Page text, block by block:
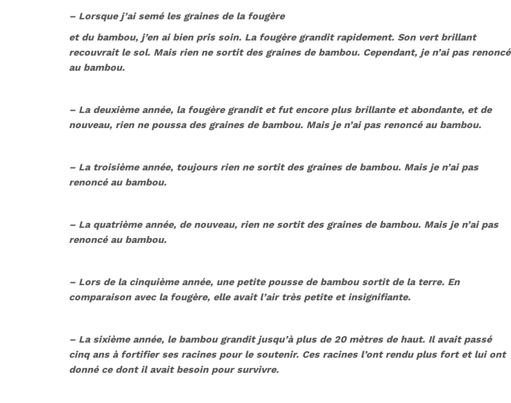
– Lorsque j’ai semé les graines de la fougère
et du bambou, j’en ai bien pris soin. La fougère grandit rapidement. Son vert brillant
recouvrait le sol. Mais rien ne sortit des graines de bambou. Cependant, je n’ai pas renoncé
au bambou.
– La deuxième année, la fougère grandit et fut encore plus brillante et abondante, et de
nouveau, rien ne poussa des graines de bambou. Mais je n’ai pas renoncé au bambou.
– La troisième année, toujours rien ne sortit des graines de bambou. Mais je n’ai pas
renoncé au bambou.
– La quatrième année, de nouveau, rien ne sortit des graines de bambou. Mais je n’ai pas
renoncé au bambou.
– Lors de la cinquième année, une petite pousse de bambou sortit de la terre. En
comparaison avec la fougère, elle avait l’air très petite et insignifiante.
– La sixième année, le bambou grandit jusqu’à plus de 20 mètres de haut. Il avait passé
cinq ans à fortifier ses racines pour le soutenir. Ces racines l’ont rendu plus fort et lui ont
donné ce dont il avait besoin pour survivre.